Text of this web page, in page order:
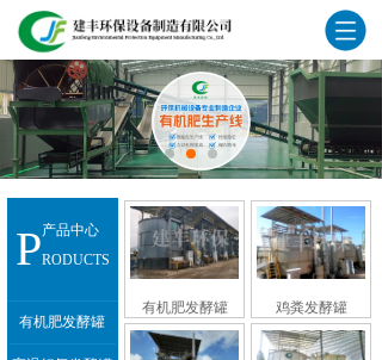
产品中心
PRODUCTS
有机肥发酵罐
有机肥发酵罐 鸡粪发酵罐